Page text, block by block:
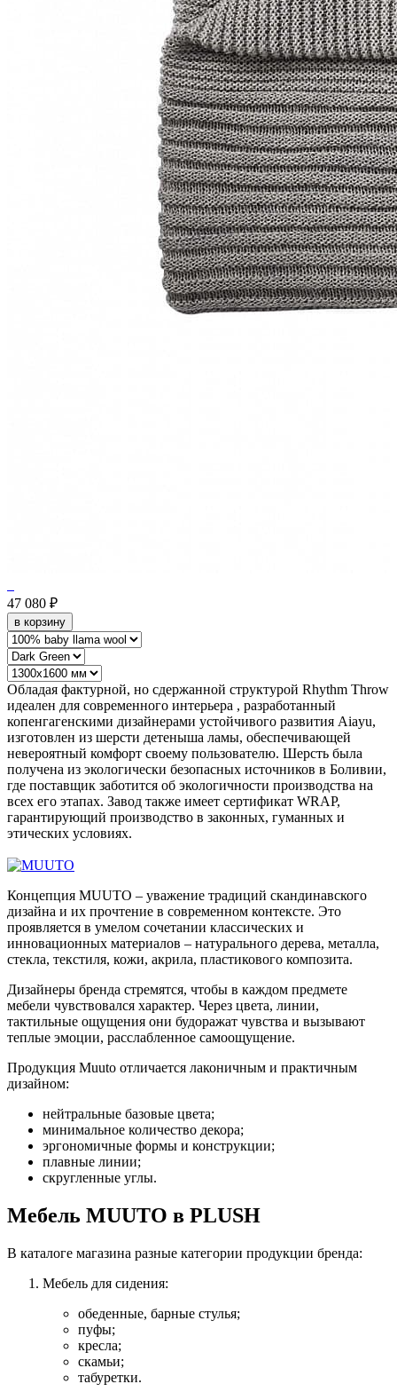
47 080 ₽
в корзину
Обладая фактурной, но сдержанной структурой Rhythm Throw
идеален для современного интерьера , разработанный
копенгагенскими дизайнерами устойчивого развития Aiayu,
изготовлен из шерсти детеныша ламы, обеспечивающей
невероятный комфорт своему пользователю. Шерсть была
получена из экологически безопасных источников в Боливии,
где поставщик заботится об экологичности производства на
всех его этапах. Завод также имеет сертификат WRAP,
гарантирующий производство в законных, гуманных и
этических условиях.
Концепция MUUTO – уважение традиций скандинавского
дизайна и их прочтение в современном контексте. Это
проявляется в умелом сочетании классических и
инновационных материалов – натурального дерева, металла,
стекла, текстиля, кожи, акрила, пластикового композита.
Дизайнеры бренда стремятся, чтобы в каждом предмете
мебели чувствовался характер. Через цвета, линии,
тактильные ощущения они будоражат чувства и вызывают
теплые эмоции, расслабленное самоощущение.
Продукция Muuto отличается лаконичным и практичным
дизайном:
нейтральные базовые цвета;
минимальное количество декора;
эргономичные формы и конструкции;
плавные линии;
скругленные углы.
Мебель MUUTO в PLUSH
В каталоге магазина разные категории продукции бренда:
Мебель для сидения:
обеденные, барные стулья;
пуфы;
кресла;
скамьи;
табуретки.